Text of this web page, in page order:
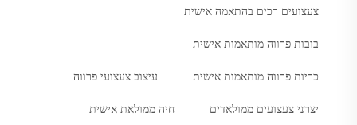
צעצועים רכים בהתאמה אישית
בובות פרווה מותאמות אישית
כריות פרווה מותאמות אישית עיצוב צעצועי פרווה
יצרני צעצועים ממולאדים חיה ממולאת אישית